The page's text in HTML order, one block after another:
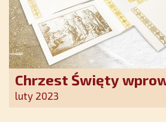
Chrzest Święty
wspólnoty Kościoła.
luty 2023